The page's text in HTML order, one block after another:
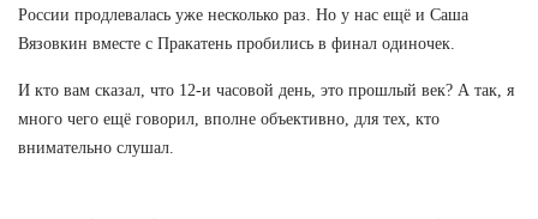
России продлевалась уже несколько раз. Но у нас ещё и Саша
Вязовкин вместе с Пракатень пробились в финал одиночек.
И кто вам сказал, что 12-и часовой день, это прошлый век? А так, я
много чего ещё говорил, вполне объективно, для тех, кто
внимательно слушал.